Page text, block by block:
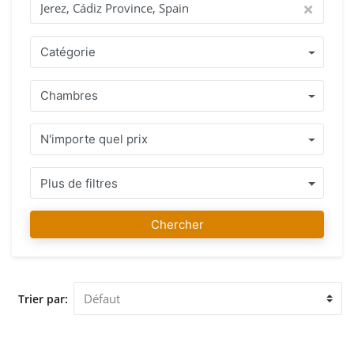
questions. Trouver la maison de vos rêves est notre passion
! Pourquoi acheter avec IMMO ABROAD ? Bénéficiez d'une
équipe d'agents possédant plus de 15 ans d'expérience, qui
parlent votre langue et qui comprennent les lois et les règles
du pays où vous souhaitez acquérir votre propriété. Une
sélection de Propriétés bien entretenues situées à Jerez,
Cádiz Province, Spain ou à proximité avec des conseils
professionnels honnêtes qui vous permettent de prendre la
bonne décision . Une fois que vous avez trouvé votre
propriété préférée, vous pouvez compter sur nous, non
seulement pendant le processus d'achat, mais aussi pour
vous conseiller et vous aider après l'acquisition si vous en
avez besoin. Chez IMMO ABROAD, notre équipe souhaite
que la recherche et l'achat de votre propriété préférée à
Spain pour vous conseiller et vous assister lors de la visite
des Propriétés que vous avez sélectionnées.
Catégorie
Chambres
N'importe quel prix
Plus de filtres
Chercher
Trier par: